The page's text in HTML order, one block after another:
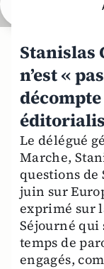
Stanislas
n’est «
Le délégué
Marche,
questions de
juin sur
exprimé sur
Séjourné qui
temps de
engagés,